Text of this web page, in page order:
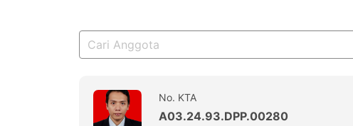
No. KTA
A03.24.93.DPP.00280